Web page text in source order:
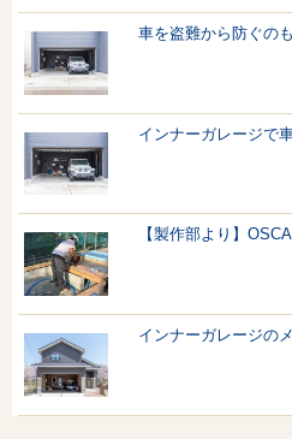
車を盗難から防ぐの
インナーガレージで
【製作部より】
インナーガレージの